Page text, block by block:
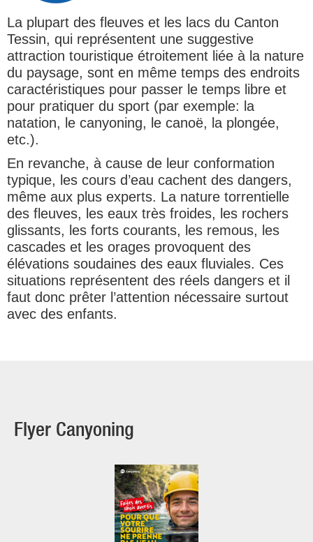
La plupart des fleuves et les lacs du Canton
Tessin, qui représentent une suggestive
attraction touristique étroitement liée à la nature
du paysage, sont en même temps des endroits
caractéristiques pour passer le temps libre et
pour pratiquer du sport (par exemple: la
natation, le canyoning, le canoë, la plongée,
etc.).
En revanche, à cause de leur conformation
typique, les cours d’eau cachent des dangers,
même aux plus experts. La nature torrentielle
des fleuves, les eaux très froides, les rochers
glissants, les forts courants, les remous, les
cascades et les orages provoquent des
élévations soudaines des eaux fluviales. Ces
situations représentent des réels dangers et il
faut donc prêter l’attention nécessaire surtout
avec des enfants.
Flyer Canyoning